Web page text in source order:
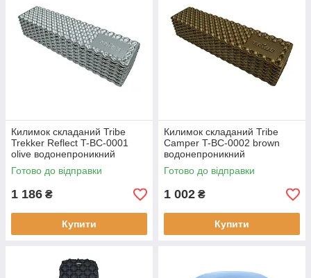
Килимок складаний Tribe
Trekker Reflect T-BC-0001
olive водонепроникний
портативний 2-шаровий
камуфляжний
Готово до відправки
1 186 ₴
Купити
Килимок складаний Tribe
Camper T-BC-0002 brown
водонепроникний
портативний Oxford
геометричний візерунок
Готово до відправки
1 002 ₴
Купити